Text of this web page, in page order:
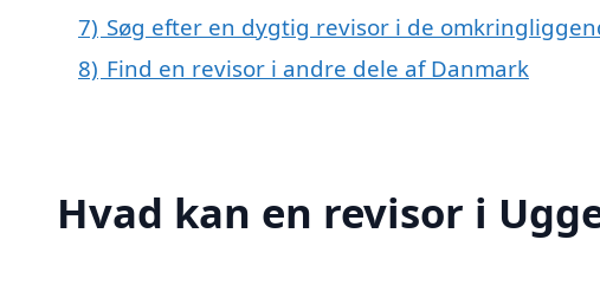
7) Søg efter en dygtig revisor i de
8) Find en revisor i andre dele af Danmark
Hvad kan en revisor i